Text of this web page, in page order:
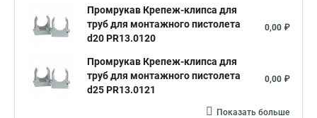
Промрукав Крепеж-клипса для
труб для монтажного пистолета
d20 PR13.0120
0,00 ₽
Промрукав Крепеж-клипса для
труб для монтажного пистолета
d25 PR13.0121
0,00 ₽
Показать больше